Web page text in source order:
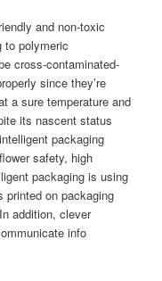
and non-toxic
to polymeric
cross-contaminated-
since they’re
a sure temperature and
its nascent status
packaging
safety, high
packaging is using
printed on packaging
addition, clever
info